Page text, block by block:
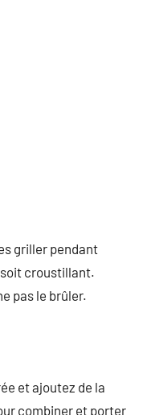
griller pendant
soit croustillant.
pas le brûler.
et ajoutez de la
combiner et porter